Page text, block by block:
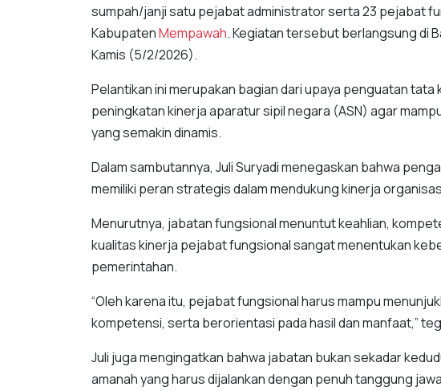
sumpah/janji satu pejabat administrator serta 23 pejabat
KabupatenMempawah. Kegiatan tersebut berlangsung di
Kamis (5/2/2026).
Pelantikan ini merupakan bagian dari upaya penguatan
peningkatan kinerja aparatur sipil negara (ASN) agar
yang semakin dinamis.
Dalam sambutannya, Juli Suryadi menegaskan bahwa
memiliki peran strategis dalam mendukung kinerja
Menurutnya, jabatan fungsional menuntut keahlian,
kualitas kinerja pejabat fungsional sangat menentukan
pemerintahan.
“Oleh karena itu, pejabat fungsional harus mampu
kompetensi, serta berorientasi pada hasil dan manfaat,”
Juli juga mengingatkan bahwa jabatan bukan sekadar
amanah yang harus dijalankan dengan penuh tanggung